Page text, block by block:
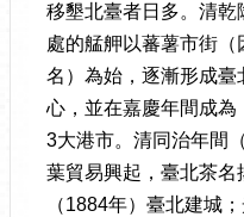
移墾北臺者日多。清
處的艋舺以蕃薯市街
名）為始，逐漸形成臺
心，並在嘉慶年間成為
3大港市。清同治年間
葉貿易興起，臺北茶
（1884年）臺北建城